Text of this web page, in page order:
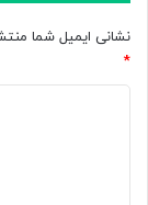
نشانی ایمیل شما
*